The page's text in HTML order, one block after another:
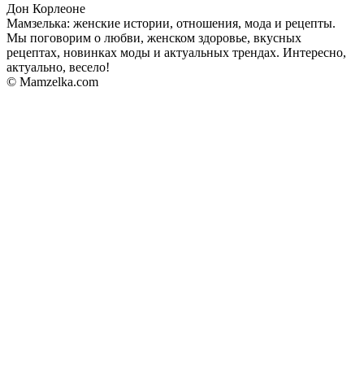
Дон Корлеоне
Мамзелька: женские истории, отношения, мода и рецепты.
Мы поговорим о любви, женском здоровье, вкусных
рецептах, новинках моды и актуальных трендах. Интересно,
актуально, весело!
© Mamzelka.com